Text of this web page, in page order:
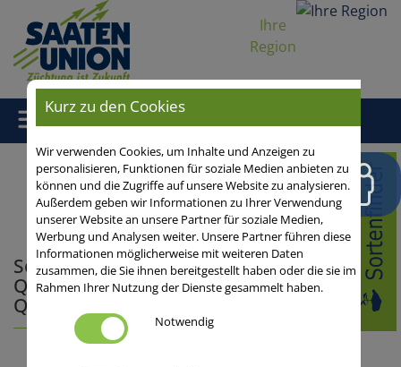
Ihre
Region
Home/Getreide/Sommergerste/ Sommergerste:
Qualitätsanforderungen kennen, Qualität sichern!
Sommergerste:
Qualitätsanforderungen kennen,
Qualität sichern!
Kurz zu den Cookies
Wir verwenden Cookies, um Inhalte und Anzeigen zu
personalisieren, Funktionen für soziale Medien anbieten zu
können und die Zugriffe auf unsere Website zu analysieren.
Außerdem geben wir Informationen zu Ihrer Verwendung
unserer Website an unsere Partner für soziale Medien,
Werbung und Analysen weiter. Unsere Partner führen diese
Informationen möglicherweise mit weiteren Daten
zusammen, die Sie ihnen bereitgestellt haben oder die sie im
Rahmen Ihrer Nutzung der Dienste gesammelt haben.
Notwendig